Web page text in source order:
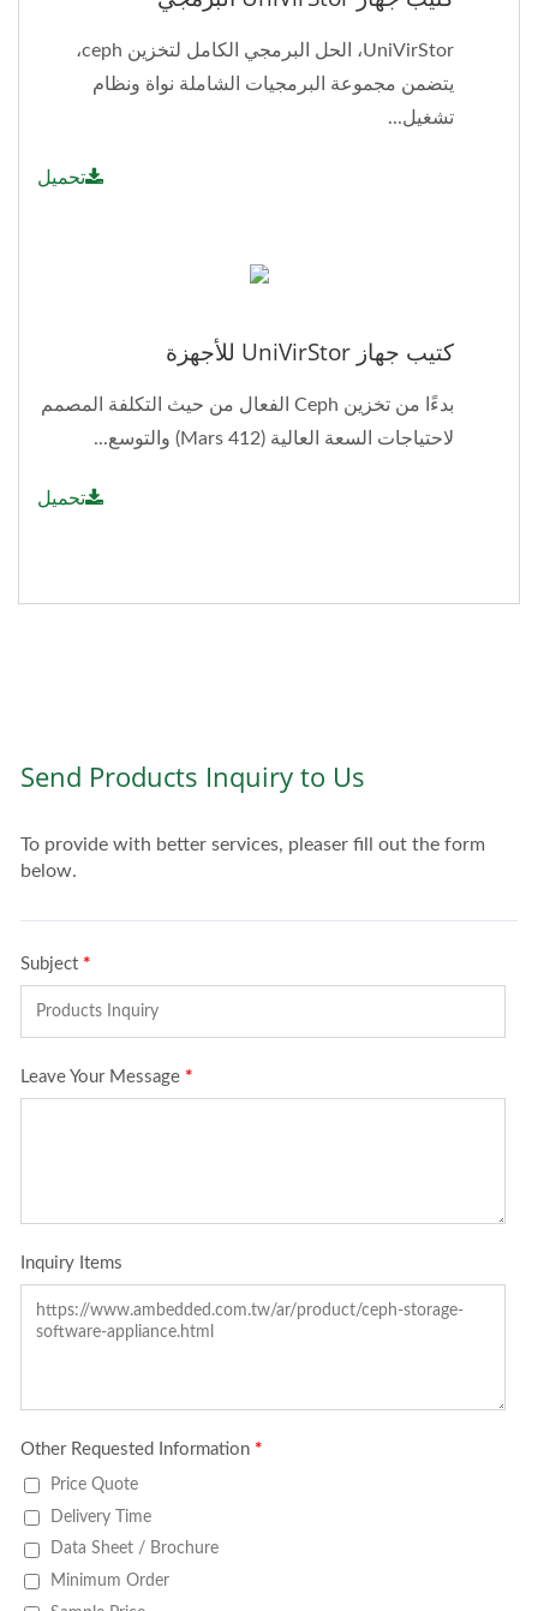
UniVirStor، الحل البرمجي الكامل لتخزين ceph،
يتضمن مجموعة البرمجيات الشاملة نواة ونظام
تشغيل...
تحميل
كتيب جهاز UniVirStor للأجهزة
بدءًا من تخزين Ceph الفعال من حيث التكلفة المصمم
لاحتياجات السعة العالية (Mars 412) والتوسع...
تحميل